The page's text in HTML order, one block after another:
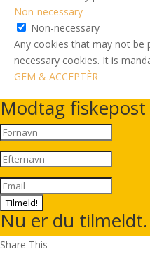
Non-necessary
Non-necessary
Any cookies that may not be
necessary cookies. It is
GEM & ACCEPTÈR
Modtag
Tilmeld!
Nu er du tilmeldt.
Share This